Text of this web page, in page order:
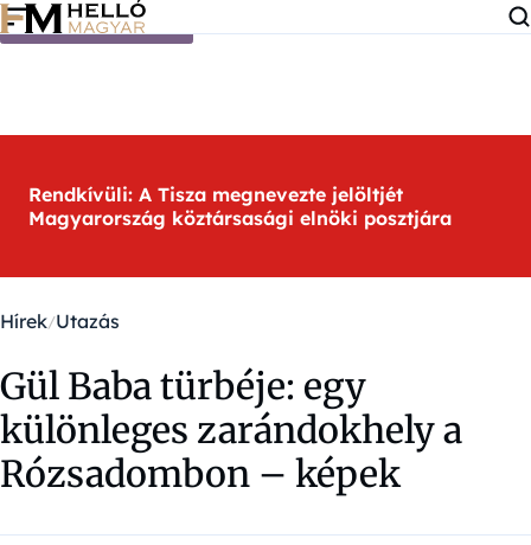
Ugrás a tartalomra
Rendkívüli: A Tisza megnevezte jelöltjét
Magyarország köztársasági elnöki posztjára
Hírek Utazás
Gül Baba türbéje: egy
különleges zarándokhely a
Rózsadombon – képek